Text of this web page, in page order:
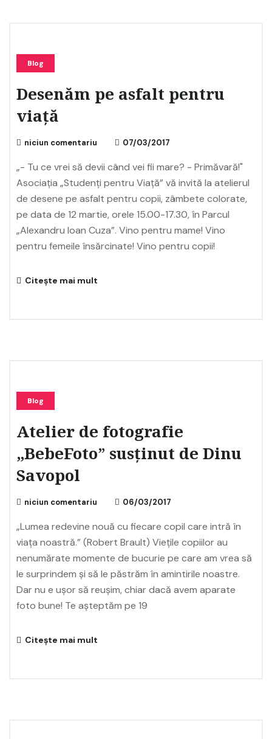
Blog
Desenăm pe asfalt pentru
viață
niciun comentariu 07/03/2017
„- Tu ce vrei să devii când vei fii mare? - Primăvară!"
Asociația „Studenți pentru Viață” vă invită la atelierul
de desene pe asfalt pentru copii, zâmbete colorate,
pe data de 12 martie, orele 15.00-17.30, în Parcul
„Alexandru Ioan Cuza”. Vino pentru mame! Vino
pentru femeile însărcinate! Vino pentru copii!
Citește mai mult
Blog
Atelier de fotografie
„BebeFoto” susținut de Dinu
Savopol
niciun comentariu 06/03/2017
„Lumea redevine nouă cu fiecare copil care intră în
viața noastră.” (Robert Brault) Viețile copiilor au
nenumărate momente de bucurie pe care am vrea să
le surprindem și să le păstrăm în amintirile noastre.
Dar nu e ușor să reușim, chiar dacă avem aparate
foto bune! Te așteptăm pe 19
Citește mai mult